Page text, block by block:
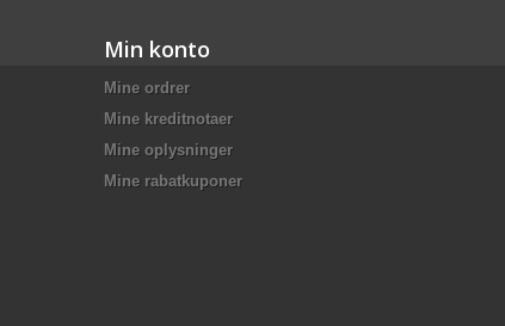
Min konto
Mine ordrer
Mine kreditnotaer
Mine oplysninger
Mine rabatkuponer